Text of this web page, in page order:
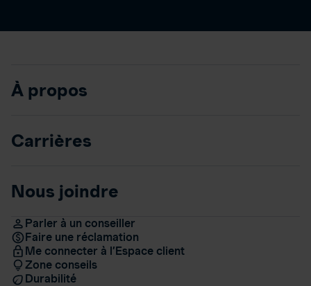
À propos
Carrières
Nous joindre
Parler à un conseiller
Faire une réclamation
Me connecter à l’Espace client
Zone conseils
Durabilité